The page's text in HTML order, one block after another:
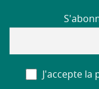
J'accepte